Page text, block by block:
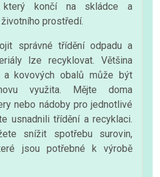
který končí na skládce a
prostředí.
správné třídění odpadu a
lze recyklovat. Většina
a kovových obalů může být
využita. Mějte doma
nebo nádoby pro jednotlivé
usnadnili třídění a recyklaci.
snížit spotřebu surovin,
jsou potřebné k výrobě